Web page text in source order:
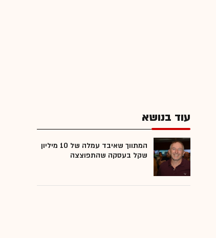
עוד בנושא
המתווך שאיבד עמלה של 10 מיליון
שקל בעסקה שהתפוצצה